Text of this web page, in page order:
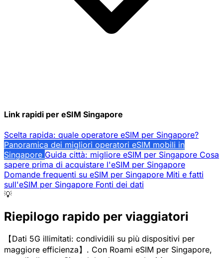
Link rapidi per eSIM Singapore
Scelta rapida: quale operatore eSIM per Singapore?
Panoramica dei migliori operatori eSIM mobili in
Singapore Guida città: migliore eSIM per Singapore Cosa
sapere prima di acquistare l'eSIM per Singapore
Domande frequenti su eSIM per Singapore Miti e fatti
sull'eSIM per Singapore Fonti dei dati
💡
Riepilogo rapido per viaggiatori
【Dati 5G illimitati: condividili su più dispositivi per
maggiore efficienza】. Con Roami eSIM per Singapore,